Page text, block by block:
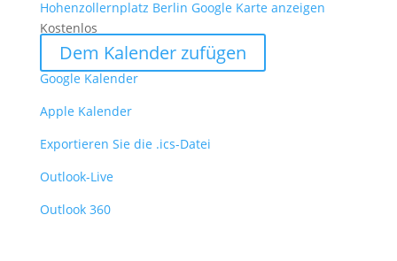
Hohenzollernplatz Berlin Google Karte anzeigen
Kostenlos
Dem Kalender zufügen
Google Kalender
Apple Kalender
Exportieren Sie die .ics-Datei
Outlook-Live
Outlook 360